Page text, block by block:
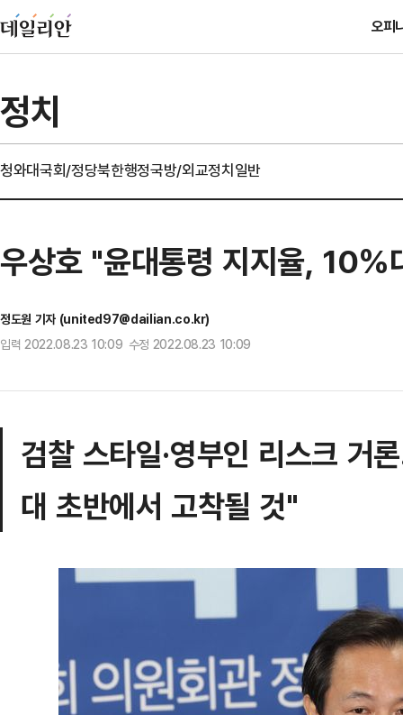
오피
정치
청와대국회/정당북한행정국방/외교정치일반
우상호 "윤대통령 지지율, 10%
정도원 기자 (united97@dailian.co.kr)
입력 2022.08.23 10:09 수정 2022.08.23 10:09
검찰 스타일·영부인 리스크
대 초반에서 고착될 것"